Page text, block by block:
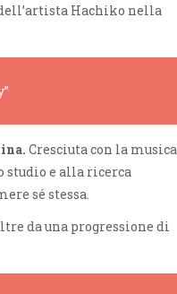
Hachiko nella
Cresciuta con la musica
studio e alla ricerca
sé stessa.
da una progressione di